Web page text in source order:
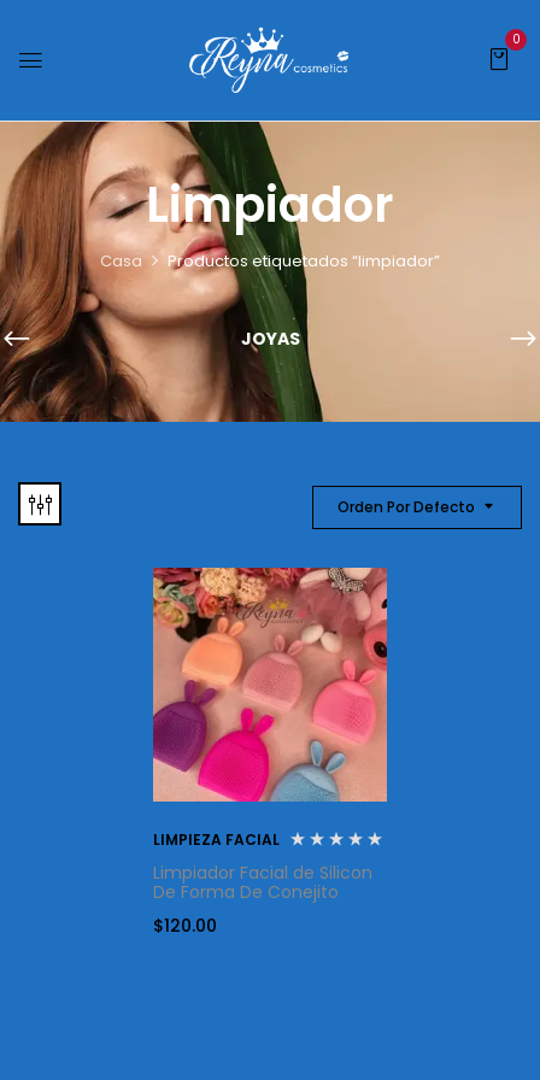
0
Limpiador
Casa Productos etiquetados “limpiador”
JOYAS
Orden Por Defecto
LIMPIEZA FACIAL
Limpiador Facial de Silicon
De Forma De Conejito
$120.00